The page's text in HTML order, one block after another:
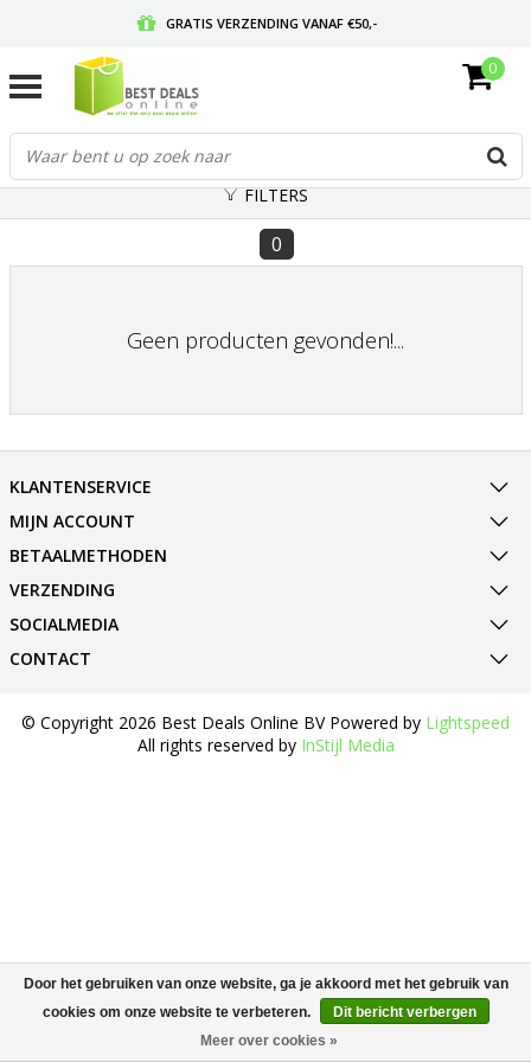
GRATIS VERZENDING VANAF €50,-
GRATIS RETOURNEREN EN 30 DAGEN BEDENKTIJD
0
FILTERS
0
Geen producten gevonden!...
KLANTENSERVICE
MIJN ACCOUNT
BETAALMETHODEN
VERZENDING
SOCIALMEDIA
CONTACT
© Copyright 2026 Best Deals Online BV Powered by Lightspeed
All rights reserved by InStijl Media
Door het gebruiken van onze website, ga je akkoord met het gebruik van
cookies om onze website te verbeteren.
Dit bericht verbergen
Meer over cookies »